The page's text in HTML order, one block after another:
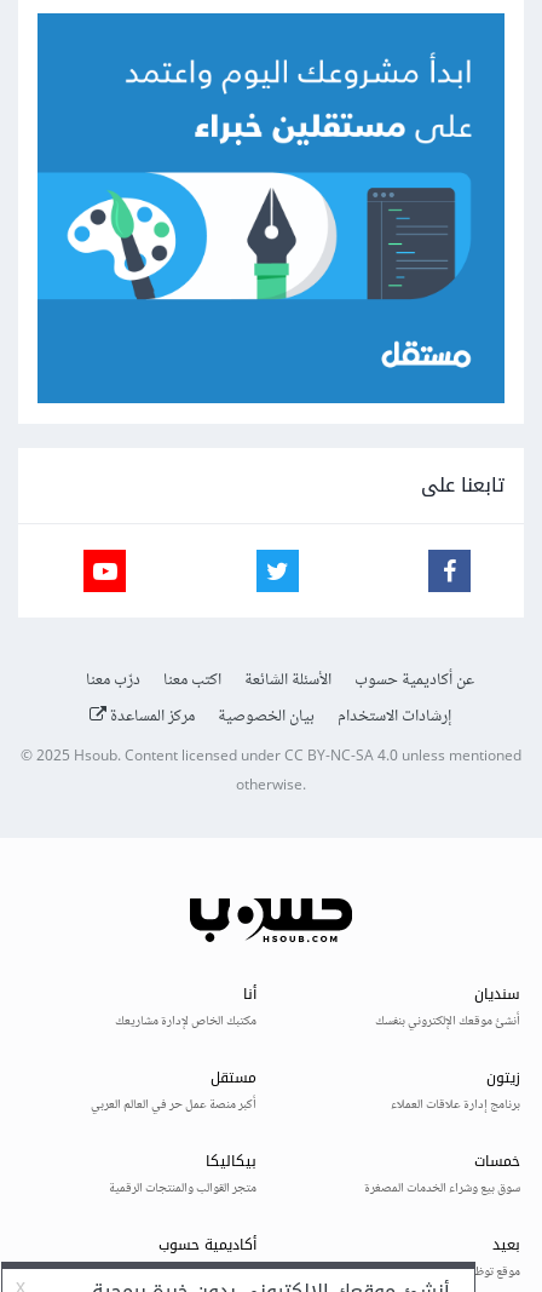
تابعنا على
عن أكاديمية حسوب الأسئلة الشائعة اكتب معنا
درّب معنا
إرشادات الاستخدام
بيان الخصوصية مركز المساعدة
© 2025Hsoub.Content licensed underCC BY-NC-SA 4.0unless mentioned
otherwise.